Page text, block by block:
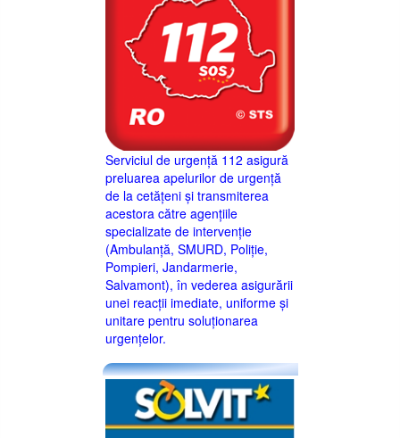
Serviciul de urgență 112 asigură
preluarea apelurilor de urgență
de la cetățeni și transmiterea
acestora către agențiile
specializate de intervenție
(Ambulanță, SMURD, Poliție,
Pompieri, Jandarmerie,
Salvamont), în vederea asigurării
unei reacții imediate, uniforme și
unitare pentru soluționarea
urgențelor.